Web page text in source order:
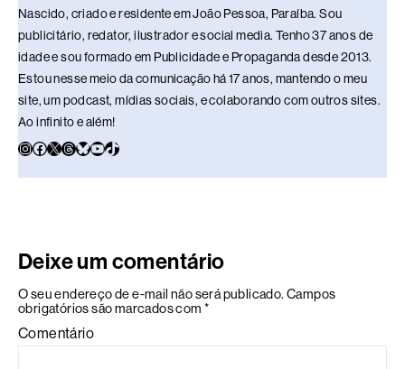
Nascido, criado e residente em João Pessoa, Paraíba. Sou
publicitário, redator, ilustrador e social media. Tenho 37 anos de
idade e sou formado em Publicidade e Propaganda desde 2013.
Estou nesse meio da comunicação há 17 anos, mantendo o meu
site, um podcast, mídias sociais, e colaborando com outros sites.
Ao infinito e além!
Deixe um comentário
O seu endereço de e-mail não será publicado. Campos
obrigatórios são marcados com *
Comentário